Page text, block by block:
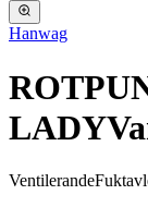
Hanwag
LADY
Ventilerande